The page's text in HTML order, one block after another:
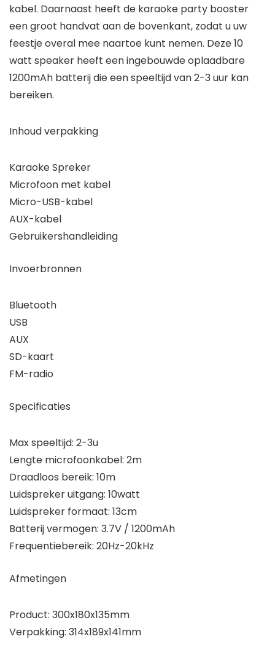
kabel. Daarnaast heeft de karaoke party booster
een groot handvat aan de bovenkant, zodat u uw
feestje overal mee naartoe kunt nemen. Deze 10
watt speaker heeft een ingebouwde oplaadbare
1200mAh batterij die een speeltijd van 2-3 uur kan
bereiken.
Inhoud verpakking
Karaoke Spreker
Microfoon met kabel
Micro-USB-kabel
AUX-kabel
Gebruikershandleiding
Invoerbronnen
Bluetooth
USB
AUX
SD-kaart
FM-radio
Specificaties
Max speeltijd: 2-3u
Lengte microfoonkabel: 2m
Draadloos bereik: 10m
Luidspreker uitgang: 10watt
Luidspreker formaat: 13cm
Batterij vermogen: 3.7V / 1200mAh
Frequentiebereik: 20Hz-20kHz
Afmetingen
Product: 300x180x135mm
Verpakking: 314x189x141mm